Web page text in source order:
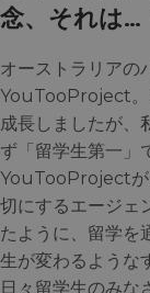
念、それは…
オーストラリアの
YouTooProject。
成長しましたが、
ず「留学生第一」
YouTooProjectが
切にするエージェ
たように、留学を
生が変わるような
日々留学生のみな